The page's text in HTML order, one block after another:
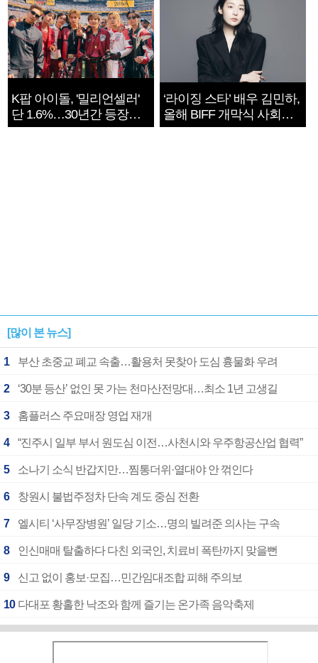
K팝 아이돌, '밀리언셀러'
단 1.6%…30년간 등장
1182개팀 전수조사
‘라이징 스타’ 배우 김민하,
올해 BIFF 개막식 사회자
확정
[많이 본 뉴스]
1 부산 초중교 폐교 속출…활용처 못찾아 도심 흉물화 우려
2 ‘30분 등산’ 없인 못 가는 천마산전망대…최소 1년 고생길
3 홈플러스 주요매장 영업 재개
4 “진주시 일부 부서 원도심 이전…사천시와 우주항공산업 협력”
5 소나기 소식 반갑지만…찜통더위·열대야 안 꺾인다
6 창원시 불법주정차 단속 계도 중심 전환
7 엘시티 ‘사무장병원’ 일당 기소…명의 빌려준 의사는 구속
8 인신매매 탈출하다 다친 외국인, 치료비 폭탄까지 맞을뻔
9 신고 없이 홍보·모집…민간임대조합 피해 주의보
10 다대포 황홀한 낙조와 함께 즐기는 온가족 음악축제